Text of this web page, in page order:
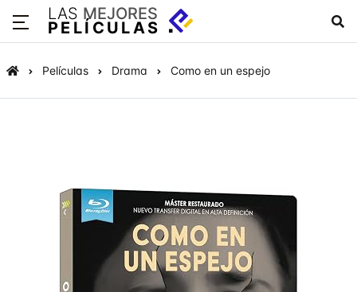
LAS MEJORES
PELÍCULAS
Películas Drama Como en un espejo